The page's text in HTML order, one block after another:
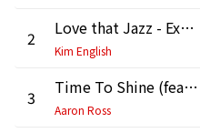
2 Love that Jazz - Extended Instrumental
Kim English
3 Time To Shine (feat. Natasha Watts) [MuthaFunkaz Soul Time Instrumental]
Aaron Ross